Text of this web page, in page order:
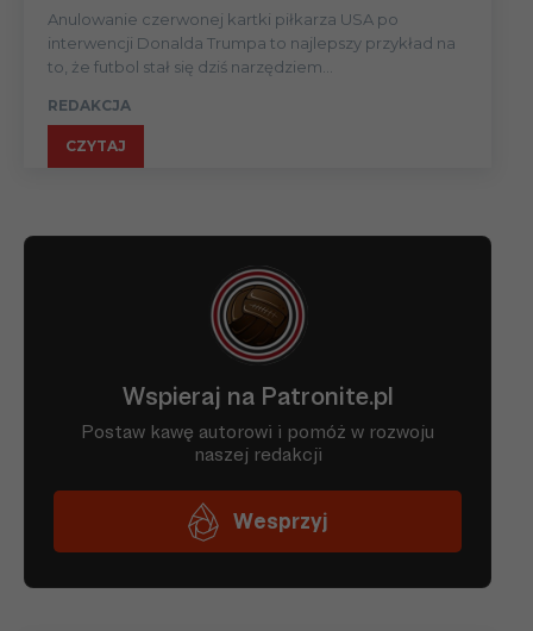
Anulowanie czerwonej kartki piłkarza USA po
interwencji Donalda Trumpa to najlepszy przykład na
to, że futbol stał się dziś narzędziem...
REDAKCJA
CZYTAJ